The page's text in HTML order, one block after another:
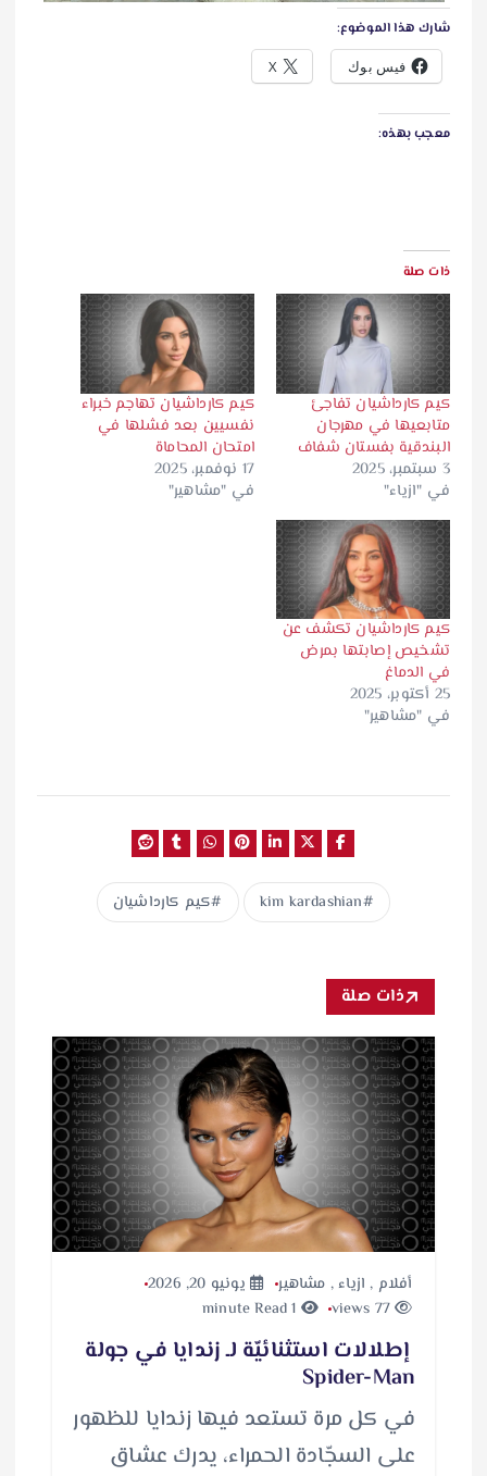
شارك هذا الموضوع:
فيس بوك X
معجب بهذه:
ذات صلة
كيم كارداشيان تفاجئ
متابعيها في مهرجان
البندقية بفستان شفاف
3 سبتمبر، 2025
في "ازياء"
كيم كارداشيان تهاجم خبراء
نفسيين بعد فشلها في
امتحان المحاماة
17 نوفمبر، 2025
في "مشاهير"
كيم كارداشيان تكشف عن
تشخيص إصابتها بمرض
في الدماغ
25 أكتوبر، 2025
في "مشاهير"
kim kardashian كيم كارداشيان
ذات صلة
أفلام , ازياء, مشاهير
يونيو 20, 2026
77 views
إطلالات استثنائيّة لـ زندايا في جولة
Spider-Man
في كل مرة تستعد فيها زندايا للظهور
على السجّادة الحمراء، يدرك عشاق